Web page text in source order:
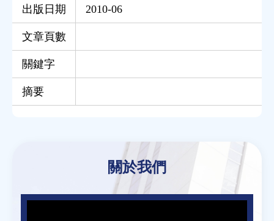
出版日期 2010-06
文章頁數
關鍵字
摘要
關於我們